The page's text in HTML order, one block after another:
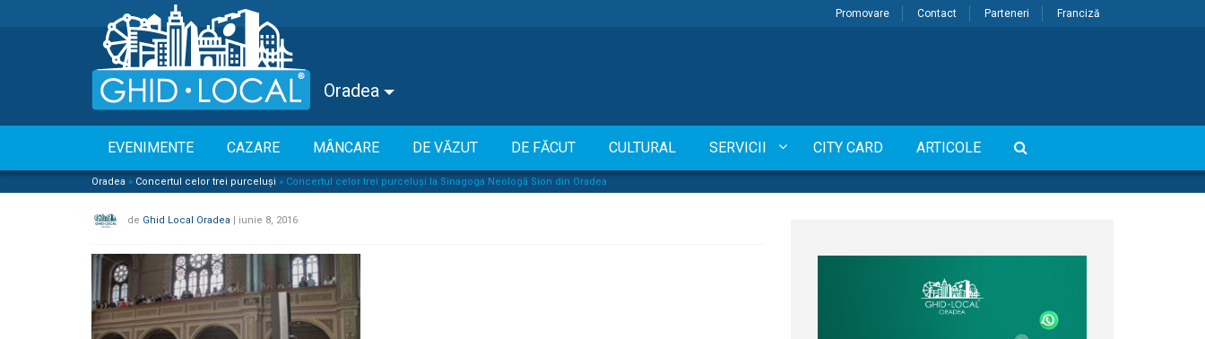
Promovare Contact Parteneri Franciză
Oradea
EVENIMENTE CAZARE MÂNCARE DE VĂZUT DE FĂCUT CULTURAL SERVICII CITY CARD ARTICOLE
Oradea » Concertul celor trei purceluși » Concertul celor trei purceluși la Sinagoga Neologă Sion din Oradea
de Ghid Local Oradea | iunie 8, 2016